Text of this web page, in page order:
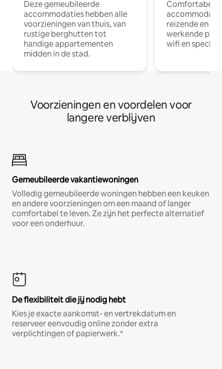
Deze gemeubileerde
accommodaties hebben alle
voorzieningen van thuis, van
rustige berghutten tot
handige appartementen
midden in de stad.
Comfortabele
reizende en
werkende
wifi en
Voorzieningen en voordelen voor
langere verblijven
Gemeubileerde vakantiewoningen
Volledig gemeubileerde woningen hebben een keuken
en andere voorzieningen om een maand of langer
comfortabel te leven. Ze zijn het perfecte alternatief
voor een onderhuur.
De flexibiliteit die jij nodig hebt
Kies je exacte aankomst- en vertrekdatum en
reserveer eenvoudig online zonder extra
verplichtingen of papierwerk.*